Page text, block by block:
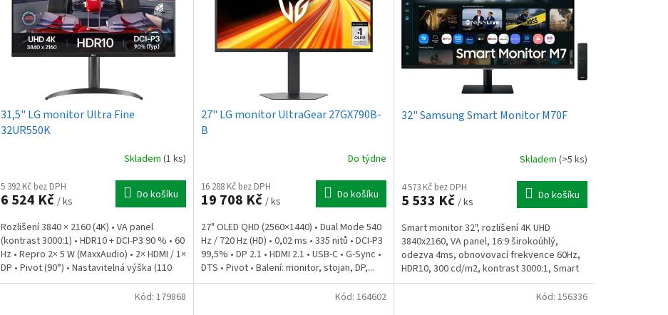
31,5" LG monitor Ultra Fine
32UR550K
Skladem (1 ks)
5 392 Kč bez DPH
6 524 Kč / ks Do košíku
Rozlišení 3840 × 2160 (4K) • VA panel
(kontrast 3000:1) • HDR10 + DCI-P3 90 % • 60
Hz • Repro 2× 5 W (MaxxAudio) • 2× HDMI / 1×
DP • Pivot (90°) • Nastavitelná výška (110
mm) •...
27" LG monitor UltraGear 27GX790B-
B
Do týdne
16 288 Kč bez DPH
19 708 Kč / ks Do košíku
27" OLED QHD (2560×1440) • Dual Mode 540
Hz / 720 Hz (HD) • 0,02 ms • 335 nitů • DCI-P3
99,5% • DP 2.1 • HDMI 2.1 • USB-C • G-Sync •
DTS • Pivot • Balení: monitor, stojan, DP,...
32" Samsung Smart Monitor M70F
Skladem (>5 ks)
4 573 Kč bez DPH
5 533 Kč / ks Do košíku
Smart monitor 32", rozlišení 4K UHD
3840x2160, VA panel, 16:9 širokoúhlý,
odezva 4ms, obnovovací frekvence 60Hz,
HDR10, 300 cd/m2, kontrast 3000:1, Smart
funkce, HDMI, USB,...
Kód: 179868 Kód: 164602 Kód: 156336